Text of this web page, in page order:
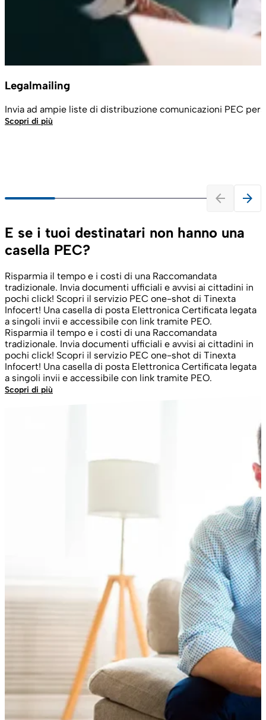
Legalmailing
Invia ad ampie liste di distribuzione comunicazioni PEC
Scopri di più
arrow_back arrow_forward
E se i tuoi destinatari non hanno una
casella PEC?
Risparmia il tempo e i costi di una Raccomandata
tradizionale. Invia documenti ufficiali e avvisi ai cittadini in
pochi click! Scopri il servizio PEC one-shot di Tinexta
Infocert! Una casella di posta Elettronica Certificata legata
a singoli invii e accessibile con link tramite PEO.
Risparmia il tempo e i costi di una Raccomandata
tradizionale. Invia documenti ufficiali e avvisi ai cittadini in
pochi click! Scopri il servizio PEC one-shot di Tinexta
Infocert! Una casella di posta Elettronica Certificata legata
a singoli invii e accessibile con link tramite PEO.
Scopri di più